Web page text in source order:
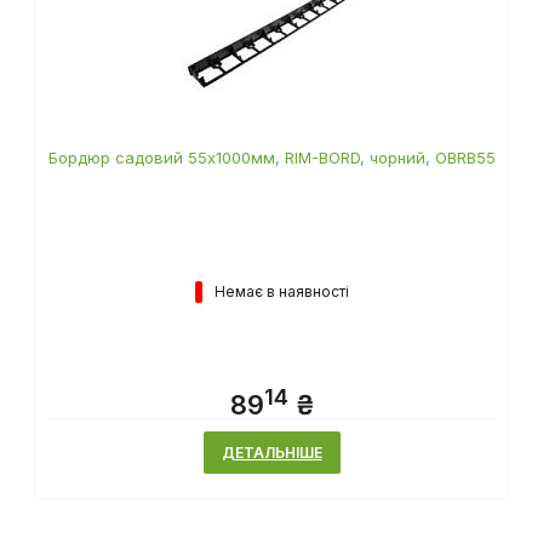
Бордюр садовий 55х1000мм, RIM-BORD, чорний, OBRB55
Немає в наявності
8914 ₴
ДЕТАЛЬНІШЕ